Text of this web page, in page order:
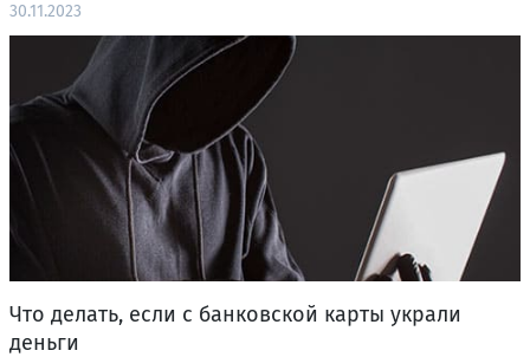
30.11.2023
Что делать, если с банковской карты украли
деньги